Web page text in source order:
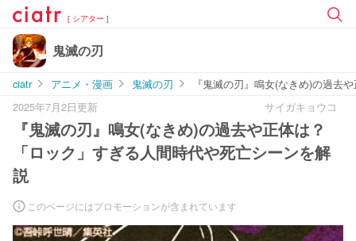
[ シアター ]
鬼滅の刃
ciatr アニメ・漫画 鬼滅の刃
『鬼滅の刃』鳴女(なきめ)の過去
2025年7月2日更新
サイガキョウコ
『鬼滅の刃』鳴女(なきめ)の過去や正体は？
「ロック」すぎる人間時代や死亡シーンを解
説
このページにはプロモーションが含まれています